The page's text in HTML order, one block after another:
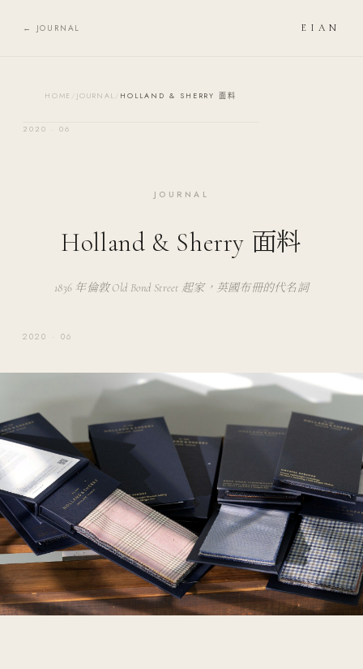
← JOURNAL EIAN
HOME JOURNAL HOLLAND & SHERRY 面料
2020 · 06
JOURNAL
Holland & Sherry 面料
1836 年倫敦 Old Bond Street 起家，英國布冊的代名詞
2020 · 06